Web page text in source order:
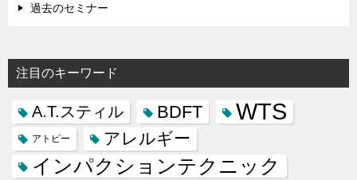
過去のセミナー
注目のキーワード
A.T.スティル BDFT WTS
アトピー アレルギー
インパクションテクニック